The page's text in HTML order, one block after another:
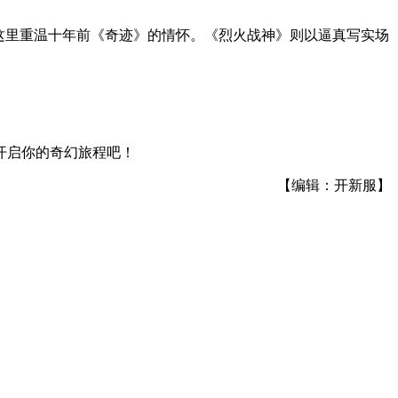
重温十年前《奇迹》的情怀。《烈火战神》则以逼真写实场
你的奇幻旅程吧！
【编辑：开新服】